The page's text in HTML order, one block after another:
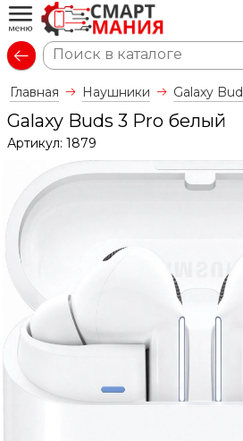
Главная Наушники Galaxy
Galaxy Buds 3 Pro белый
Артикул: 1879